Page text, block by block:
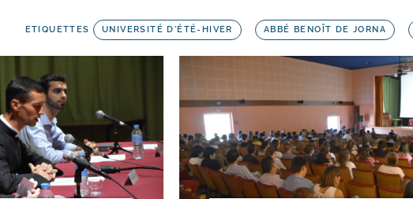
ETIQUETTES UNIVERSITÉ D'ÉTÉ-HIVER ABBÉ BENOÎT DE JORNA